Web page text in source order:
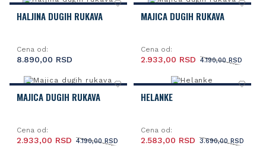
HALJINA DUGIH RUKAVA
Cena od:
8.890,00 RSD
MAJICA DUGIH RUKAVA
Cena od:
4.190,00 RSD
2.933,00 RSD
MAJICA DUGIH RUKAVA
Cena od:
4.190,00 RSD
2.933,00 RSD
HELANKE
Cena od:
3.690,00 RSD
2.583,00 RSD